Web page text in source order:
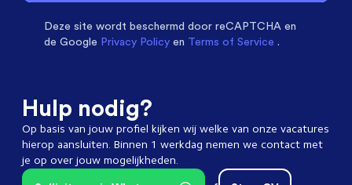
Deze site wordt beschermd door reCAPTCHA en
de Google Privacy Policy en Terms of Service .
Hulp nodig?
Op basis van jouw profiel kijken wij welke van onze vacatures
hierop aansluiten. Binnen 1 werkdag nemen we contact met
je op over jouw mogelijkheden.